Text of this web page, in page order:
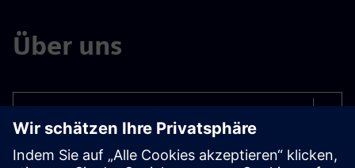
Über uns
Das Wohlbefinden unserer Mitarbeiter steht an